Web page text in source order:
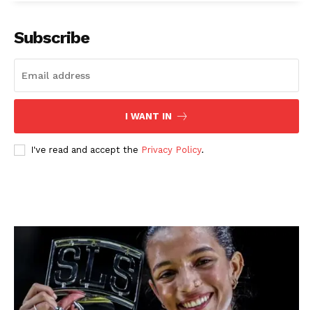
Subscribe
I WANT IN
I've read and accept the Privacy Policy.